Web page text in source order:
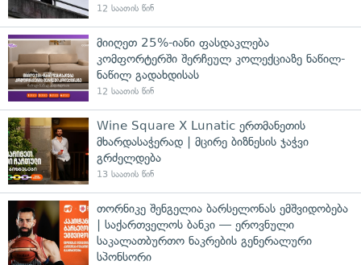
12 საათის წინ
მიიღეთ 25%-იანი ფასდაკლება
კომფორტერში შერჩეულ კოლექციაზე ნაწილ-
ნაწილ გადახდისას
12 საათის წინ
Wine Square X Lunatic ერთმანეთის
მხარდასაჭერად | მცირე ბიზნესის ჯაჭვი
გრძელდება
13 საათის წინ
თორნიკე შენგელია ბარსელონას ემშვიდობება
| საქართველოს ბანკი — ეროვნული
საკალათბურთო ნაკრების გენერალური
სპონსორი